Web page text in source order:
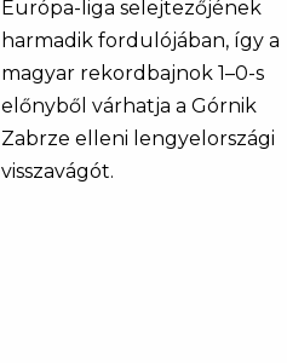
Európa-liga selejtezőjének
harmadik fordulójában, így a
magyar rekordbajnok 1–0-s
előnyből várhatja a Górnik
Zabrze elleni lengyelországi
visszavágót.